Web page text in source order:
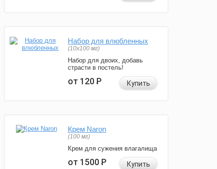
Набор для влюбленных
(10х100 мг)
Набор для двоих, добавь
страсти в постель!
от 120Р Купить
Крем Naron
(100 мг)
Крем для сужения влагалища
от 1500Р Купить